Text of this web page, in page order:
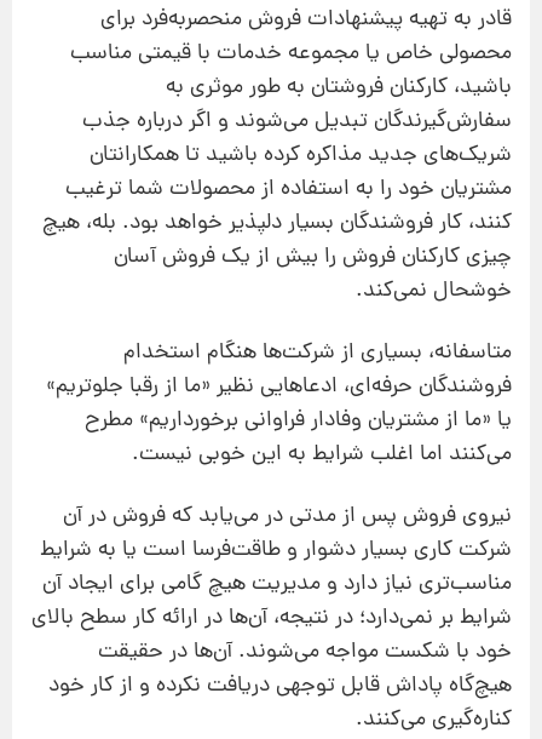
قادر به تهیه پیشنهادات فروش منحصر‌به‌فرد برای
محصولي خاص يا مجموعه خدمات با قيمتی مناسب
باشید، کارکنان فروشتان به طور موثری به
سفارش‌گيرندگان تبديل می‌شوند و اگر درباره جذب
شریک‌های جدید مذاکره کرده باشيد تا همکارانتان
مشتريان خود را به استفاده از محصولات شما ترغیب
کنند، کار فروشندگان بسیار دلپذیر خواهد بود. بله، هیچ‌
چیزی کارکنان فروش را بيش از يک فروش آسان
خوشحال نمی‌کند.
متاسفانه، بسياري از شرکت‌ها هنگام استخدام
فروشندگان حرفه‌ای، ادعاهایی نظير «ما از رقبا جلوتريم»
يا «ما از مشتريان وفادار فراوانی برخورداريم» مطرح
می‌کنند اما اغلب شرایط به این خوبی نیست.
نيروی فروش پس از مدتی در می‌يابد که فروش در آن
شرکت کاری بسیار دشوار و طاقت‌فرسا است يا به شرایط
مناسب‌تری نياز دارد و مدیریت هیچ گامی ‌برای ایجاد آن
شرایط بر نمی‌دارد؛ در نتيجه، آن‌ها در ارائه کار سطح بالای
خود با شکست مواجه می‌شوند. آن‌ها در حقيقت
هیچ‌گاه پاداش قابل‌ توجهی دریافت نکرده و از کار خود
کناره‌گیری می‌کنند.